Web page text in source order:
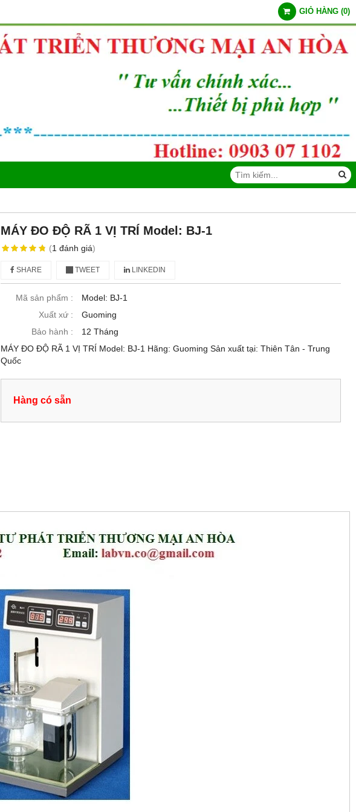
GIỎ HÀNG (0)
MÁY ĐO ĐỘ RÃ 1 VỊ TRÍ Model: BJ-1
(1đánh giá)
SHARE TWEET LINKEDIN
Mã sản phẩm :
Model: BJ-1
Xuất xứ :
Guoming
Bảo hành :
12 Tháng
MÁY ĐO ĐỘ RÃ 1 VỊ TRÍ Model: BJ-1 Hãng: Guoming Sản xuất tại: Thiên Tân - Trung
Quốc
Hàng có sẵn